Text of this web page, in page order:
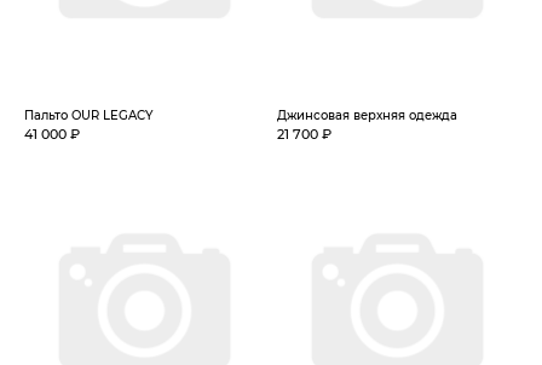
Пальто OUR LEGACY
41 000 ₽
Джинсовая верхняя одежда
21 700 ₽